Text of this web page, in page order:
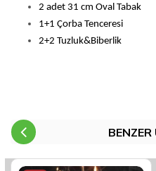
2 adet 31 cm Oval Tabak
1+1 Çorba Tenceresi
2+2 Tuzluk&Biberlik
BENZER